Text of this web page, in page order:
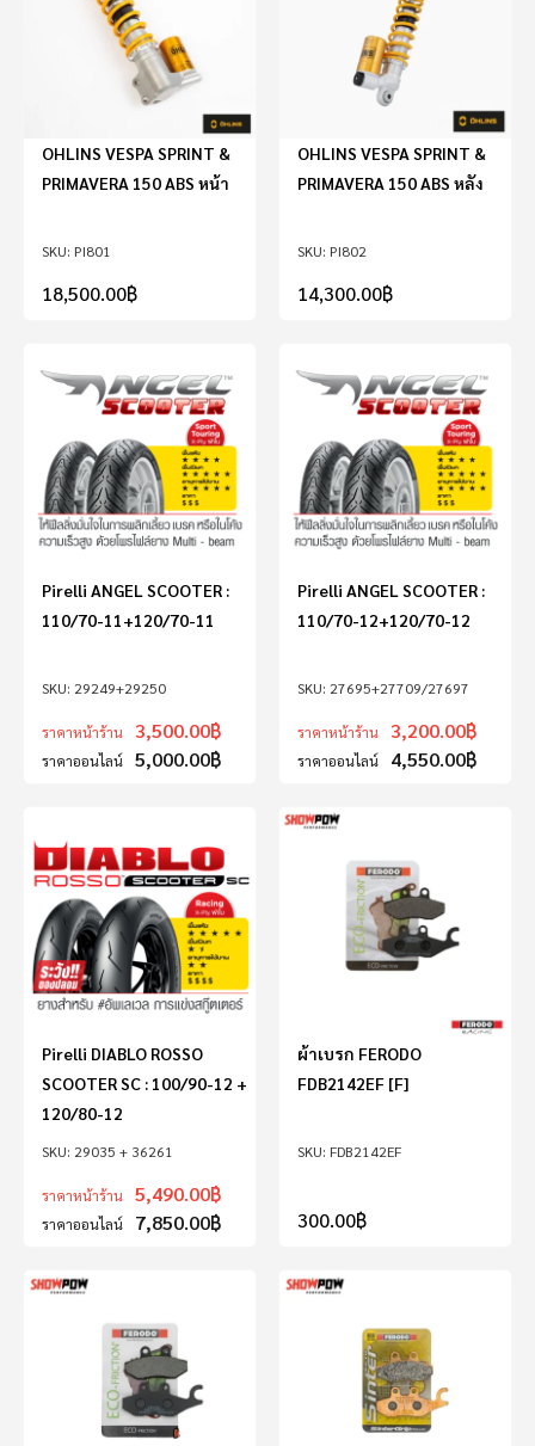
PI801
OHLINS VESPA SPRINT &
PRIMAVERA 150 ABS หน้า
18,500.00฿
PI802
OHLINS VESPA SPRINT &
PRIMAVERA 150 ABS หลัง
14,300.00฿
29249+29250
Pirelli ANGEL SCOOTER :
110/70-11+120/70-11
ราคาหน้าร้าน 3,500.00฿
ราคาออนไลน์ 5,000.00฿
27695+27709/27697
Pirelli ANGEL SCOOTER :
110/70-12+120/70-12
ราคาหน้าร้าน 3,200.00฿
ราคาออนไลน์ 4,550.00฿
29035 + 36261
Pirelli DIABLO ROSSO
SCOOTER SC : 100/90-12 +
120/80-12
ราคาหน้าร้าน 5,490.00฿
ราคาออนไลน์ 7,850.00฿
FDB2142EF
ผ้าเบรก FERODO
FDB2142EF [F]
300.00฿